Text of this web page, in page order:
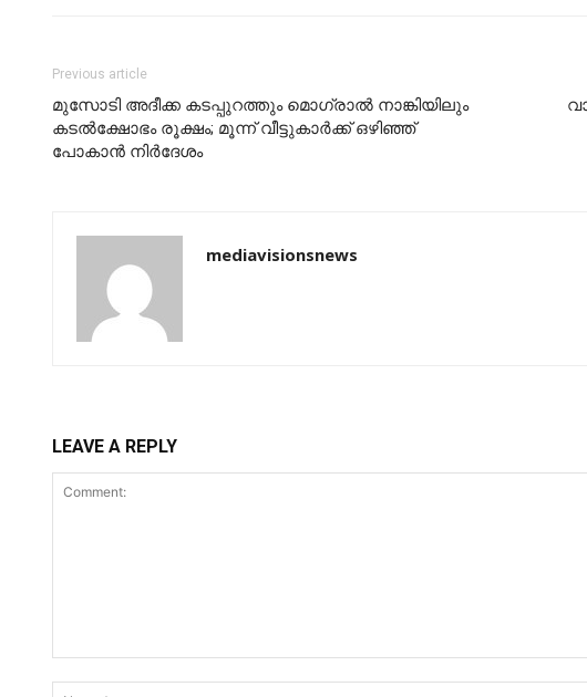
Previous article
മുസോടി അദീക്ക കടപ്പുറത്തും മൊഗ്രാല്‍ നാങ്കിയിലും
കടല്‍ക്ഷോഭം രൂക്ഷം; മൂന്ന് വീട്ടുകാര്‍ക്ക് ഒഴിഞ്ഞ്
പോകാന്‍ നിര്‍ദേശം
mediavisionsnews
LEAVE A REPLY